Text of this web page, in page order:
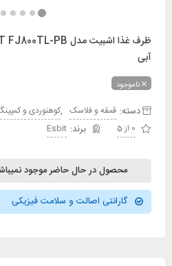
آبی
ناموجود
دسته: قمقه و فلاسک
کوهنوردی و کمپینگ
0 از 5
Esbit
محصول در حال حاضر موجود نمیباشد
گارانتی اصالت و سلامت فیزیکی